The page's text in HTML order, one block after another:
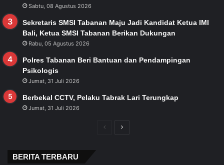
Sabtu, 08 Agustus 2026
Sekretaris SMSI Tabanan Maju Jadi Kandidat Ketua IMI
Bali, Ketua SMSI Tabanan Berikan Dukungan
Rabu, 05 Agustus 2026
Polres Tabanan Beri Bantuan dan Pendampingan
Psikologis
Jumat, 31 Juli 2026
Berbekal CCTV, Pelaku Tabrak Lari Terungkap
Jumat, 31 Juli 2026
PreviousNext
BERITA TERBARU